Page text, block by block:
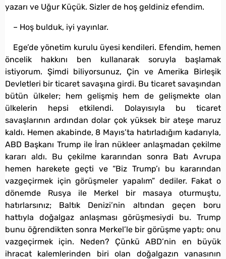
yazarı ve Uğur Küçük. Sizler de hoş geldiniz efendim.
– Hoş bulduk, iyi yayınlar.
Ege’de yönetim kurulu üyesi kendileri. Efendim, hemen
öncelik hakkını ben kullanarak soruyla başlamak
istiyorum. Şimdi biliyorsunuz, Çin ve Amerika Birleşik
Devletleri bir ticaret savaşına girdi. Bu ticaret savaşından
bütün ülkeler; hem gelişmiş hem de gelişmekte olan
ülkelerin hepsi etkilendi. Dolayısıyla bu ticaret
savaşlarının ardından dolar çok yüksek bir ateşe maruz
kaldı. Hemen akabinde, 8 Mayıs’ta hatırladığım kadarıyla,
ABD Başkanı Trump ile İran nükleer anlaşmadan çekilme
kararı aldı. Bu çekilme kararından sonra Batı Avrupa
hemen harekete geçti ve “Biz Trump’ı bu kararından
vazgeçirmek için görüşmeler yapalım” dediler. Fakat o
dönemde Rusya ile Merkel bir masaya oturmuştu,
hatırlarsınız; Baltık Denizi’nin altından geçen boru
hattıyla doğalgaz anlaşması görüşmesiydi bu. Trump
bunu öğrendikten sonra Merkel’le bir görüşme yaptı; onu
vazgeçirmek için. Neden? Çünkü ABD’nin en büyük
ihracat kalemlerinden biri olan doğalgazın vanasının